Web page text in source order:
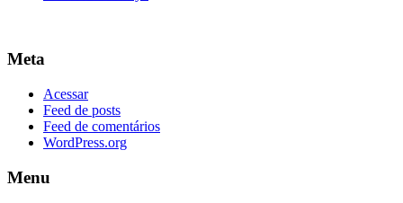
Meta
Acessar
Feed de posts
Feed de comentários
WordPress.org
Menu